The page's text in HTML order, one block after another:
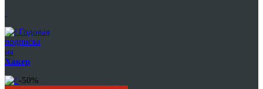
Годовая
подписка
на
Хакер
-50%